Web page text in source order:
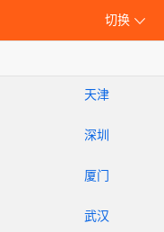
切换
天津
深圳
厦门
武汉